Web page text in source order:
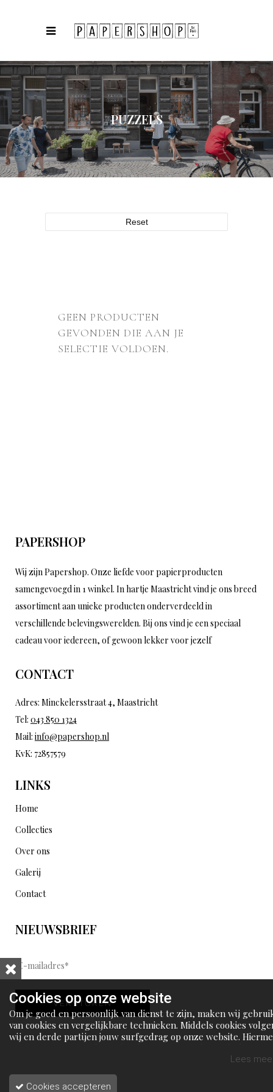
PUZZELS
Reset
GEEN PRODUCTEN
GEVONDEN DIE AAN JE
SELECTIE VOLDOEN.
PAPERSHOP
Wij zijn Papershop. Onze liefde voor papierproducten
samengevoegd in 1 winkel. In hartje Maastricht vind je ons breed
assortiment aan unieke producten onderverdeeld in
verschillende belevingswerelden. Bij ons vind je een speciaal
cadeau voor iedereen, of gewoon lekker voor jezelf
CONTACT
Adres: Minckelersstraat 4, Maastricht
Tel: 043 850 1324
Mail: info@papershop.nl
KvK: 72857579
LINKS
Home
Collecties
Over ons
Galerij
Contact
NIEUWSBRIEF
E
-
m
a
i
l
d
VERSTUREN
Cookies op onze website
Om je goed en persoonlijk van dienst te zijn, maken wij
van cookies en vergelijkbare technieken. Middels cookies
wij en derde partijen jouw surfgedrag op onze website.
Lees
Cookies accepteren